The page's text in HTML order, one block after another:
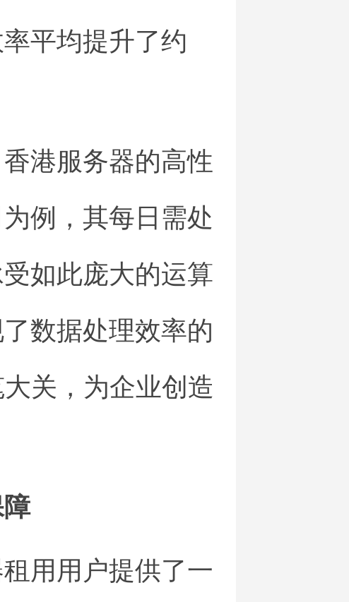
平均提升了约
港服务器的高性
例，其每日需处
如此庞大的运算
数据处理效率的
关，为企业创造
用用户提供了一